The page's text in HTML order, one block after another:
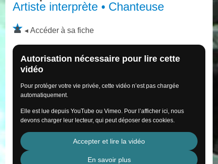
Artiste interprète • Chanteuse
Accéder à sa fiche
Autorisation nécessaire pour lire cette
vidéo
Pour protéger votre vie privée, cette vidéo n’est pas chargée
automatiquement.
Elle est lue depuis YouTube ou Vimeo. Pour l’afficher ici, nous
devons charger leur lecteur, qui peut déposer des cookies.
Accepter et lire la vidéo
En savoir plus